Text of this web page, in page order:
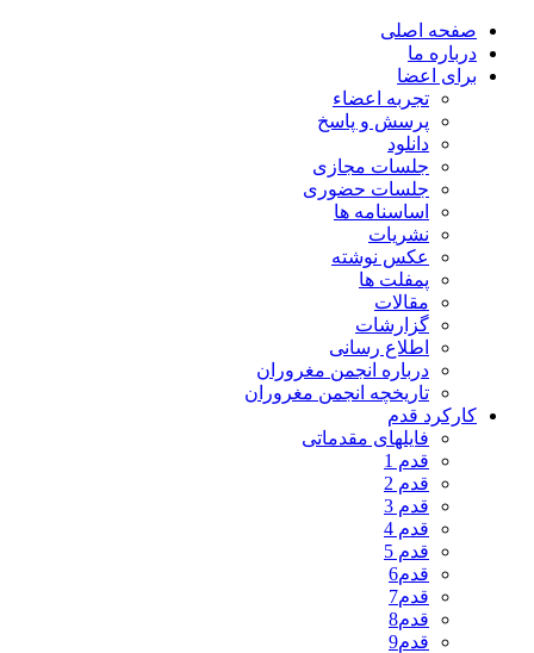
صفحه اصلی
درباره ما
برای اعضا
تجربه اعضاء
پرسش و پاسخ
دانلود
جلسات مجازی
جلسات حضوری
اساسنامه ها
نشریات
عکس نوشته
پمفلت ها
مقالات
گزارشات
اطلاع رسانی
درباره انجمن مغروران
تاریخچه انجمن مغروران
کارکرد قدم
فایلهای مقدماتی
قدم 1
قدم 2
قدم 3
قدم 4
قدم 5
قدم6
قدم7
قدم8
قدم9